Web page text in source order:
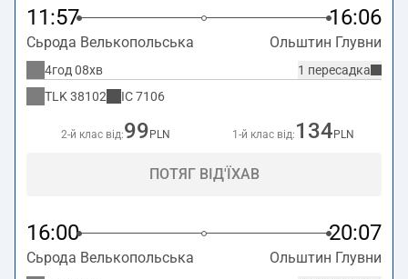
11:57 16:06
Сьрода Велькопольська Ольштин Глувни
1 пересадка
4год 08хв
TLK 38102 IC7106
2-й клас від:99 PLN 1-й клас від: 134 PLN
ПОТЯГ ВІД'ЇХАВ
16:00 20:07
Сьрода Велькопольська Ольштин Глувни